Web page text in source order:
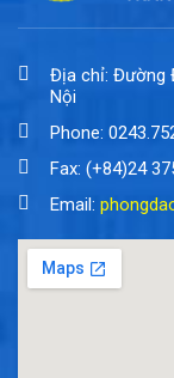
Địa chỉ: Đường
Nội
Phone:
Fax: (+84)24
Email: